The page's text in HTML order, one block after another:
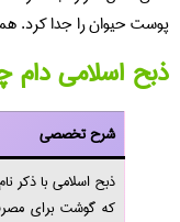
پوست حیوان را جدا کرد.
ذبح اسلامی دام
شرح تخصصی
ذبح اسلامی با ذکر
که گوشت برای